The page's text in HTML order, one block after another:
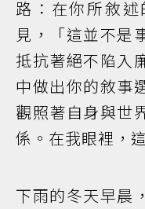
路：在你所敘
見，「這並不是
抵抗著絕不陷入
中做出你的敘事
觀照著自身與世
係。在我眼裡，
下雨的冬天早晨